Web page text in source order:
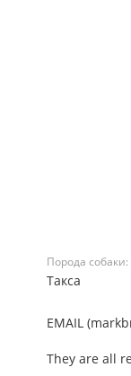
Порода собаки:
Такса
EMAIL
They are all